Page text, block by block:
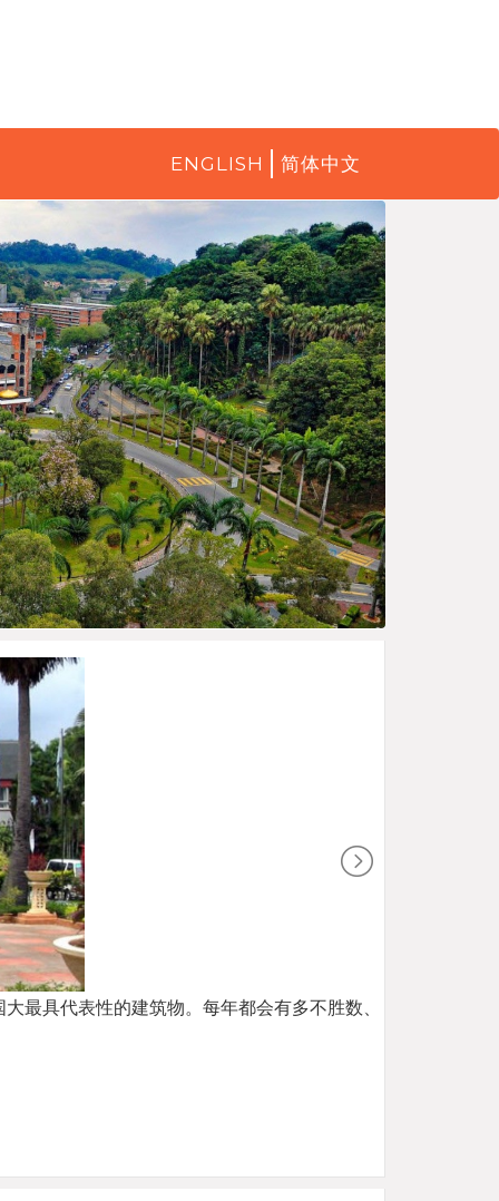
ENGLISH 简体中文
具代表性的建筑物。每年都会有多不胜数、